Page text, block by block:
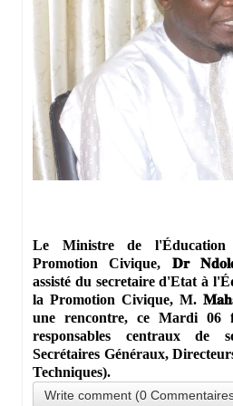
Le Ministre de
Promotion Civique, 𝐃𝐫
assisté du secretaire d'Etat à
la Promotion Civique, M.
une rencontre, ce Mardi 06
responsables centraux de
Secrétaires Généraux,
Techniques).
Write comment (0